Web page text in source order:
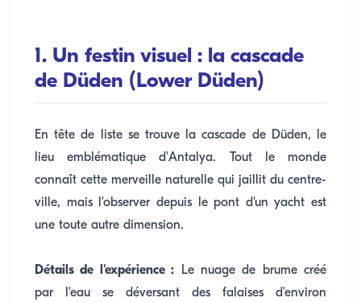
1. Un festin visuel : la cascade
de Düden (Lower Düden)
En tête de liste se trouve la cascade de Düden, le
lieu emblématique d'Antalya. Tout le monde
connaît cette merveille naturelle qui jaillit du centre-
ville, mais l'observer depuis le pont d'un yacht est
une toute autre dimension.
Détails de l'expérience : Le nuage de brume créé
par l'eau se déversant des falaises d'environ